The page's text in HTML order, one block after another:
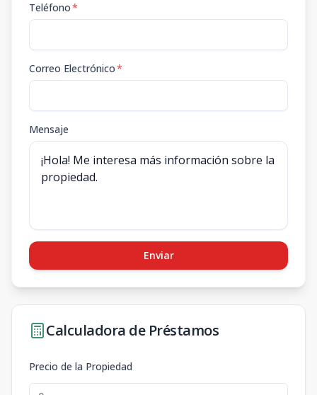
Teléfono*
Correo Electrónico*
Mensaje
Enviar
Calculadora de Préstamos
Precio de la Propiedad